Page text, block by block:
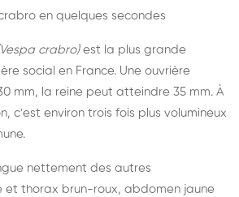
en quelques secondes
crabro)est la plus grande
social en France. Une ouvrière
mm, la reine peut atteindre 35 mm. À
c'est environ trois fois plus volumineux
nettement des autres
et thorax brun-roux, abdomen jaune